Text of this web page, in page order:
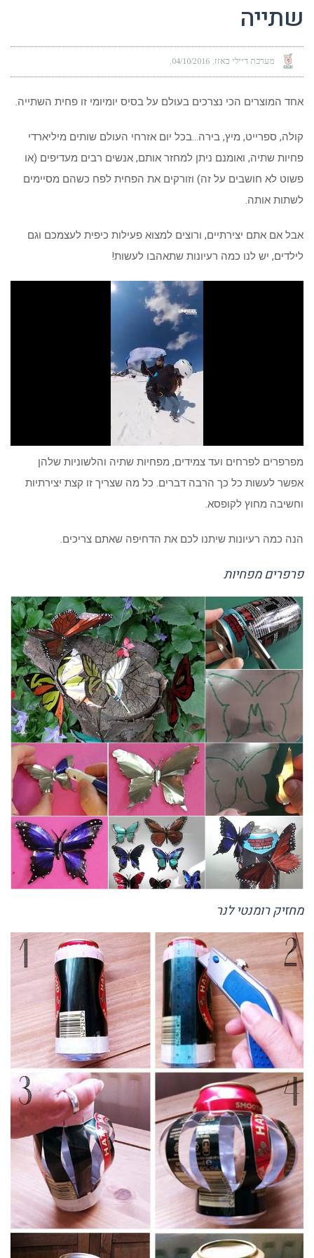
שתייה
מערכת דיילי באזז 04/10/2016
אחד המוצרים הכי נצרכים בעולם על בסיס יומיומי זו פחית השתייה.
קולה, ספרייט, מיץ, בירה…בכל יום אזרחי העולם שותים מיליארדי
פחיות שתיה, ואומנם ניתן למחזר אותם, אנשים רבים מעדיפים (או
פשוט לא חושבים על זה) וזורקים את הפחית לפח כשהם מסיימים
לשתות אותה.
אבל אם אתם יצירתיים, ורוצים למצוא פעילות כיפית לעצמכם וגם
לילדים, יש לנו כמה רעיונות שתאהבו לעשות!
מפרפרים לפרחים ועד צמידים, מפחיות שתיה והלשוניות שלהן
אפשר לעשות כל כך הרבה דברים. כל מה שצריך זו קצת יצירתיות
וחשיבה מחוץ לקופסא.
הנה כמה רעיונות שיתנו לכם את הדחיפה שאתם צריכים.
פרפרים מפחיות
מחזיק רומנטי לנר